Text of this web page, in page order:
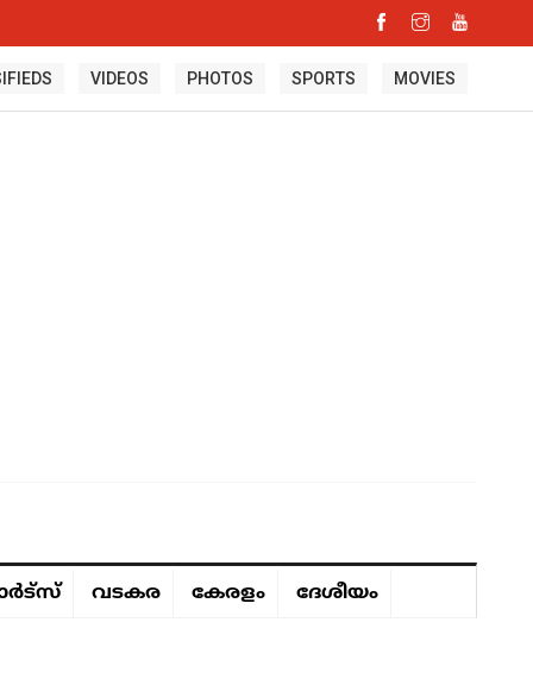
VIDEOS PHOTOS SPORTS MOVIES
വടകര കേരളം ദേശീയം